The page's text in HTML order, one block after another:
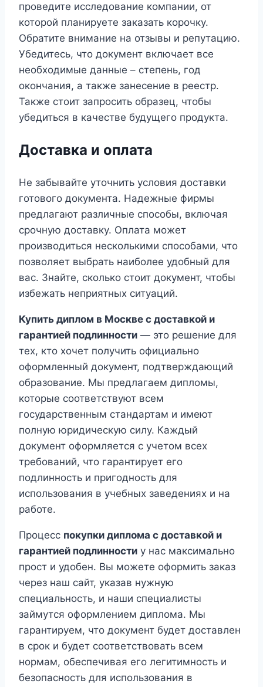
проведите исследование компании, от
которой планируете заказать корочку.
Обратите внимание на отзывы и репутацию.
Убедитесь, что документ включает все
необходимые данные – степень, год
окончания, а также занесение в реестр.
Также стоит запросить образец, чтобы
убедиться в качестве будущего продукта.
Доставка и оплата
Не забывайте уточнить условия доставки
готового документа. Надежные фирмы
предлагают различные способы, включая
срочную доставку. Оплата может
производиться несколькими способами, что
позволяет выбрать наиболее удобный для
вас. Знайте, сколько стоит документ, чтобы
избежать неприятных ситуаций.
Купить диплом в Москве с доставкой и
гарантией подлинности — это решение для
тех, кто хочет получить официально
оформленный документ, подтверждающий
образование. Мы предлагаем дипломы,
которые соответствуют всем
государственным стандартам и имеют
полную юридическую силу. Каждый
документ оформляется с учетом всех
требований, что гарантирует его
подлинность и пригодность для
использования в учебных заведениях и на
работе.
Процесс покупки диплома с доставкой и
гарантией подлинности у нас максимально
прост и удобен. Вы можете оформить заказ
через наш сайт, указав нужную
специальность, и наши специалисты
займутся оформлением диплома. Мы
гарантируем, что документ будет доставлен
в срок и будет соответствовать всем
нормам, обеспечивая его легитимность и
безопасность для использования в